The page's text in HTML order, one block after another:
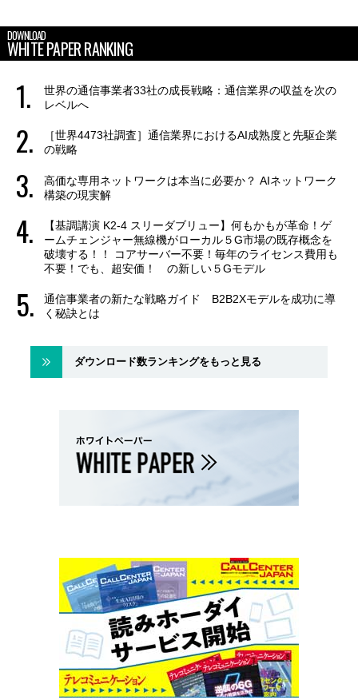
DOWNLOAD
WHITE PAPER RANKING
世界の通信事業者33社の成長戦略：通信業界の収益を次の
レベルへ
［世界4473社調査］通信業界におけるAI成熟度と先駆企業
の戦略
高価な専用ネットワークは本当に必要か？ AIネットワーク
構築の現実解
【基調講演 K2-4 スリーダブリュー】何もかもが革命！ゲ
ームチェンジャー無線機がローカル５G市場の既存概念を
破壊する！！ コアサーバー不要！毎年のライセンス費用も
不要！でも、超安価！ の新しい５Gモデル
通信事業者の新たな戦略ガイド B2B2Xモデルを成功に導
く秘訣とは
ダウンロード数ランキングをもっと見る